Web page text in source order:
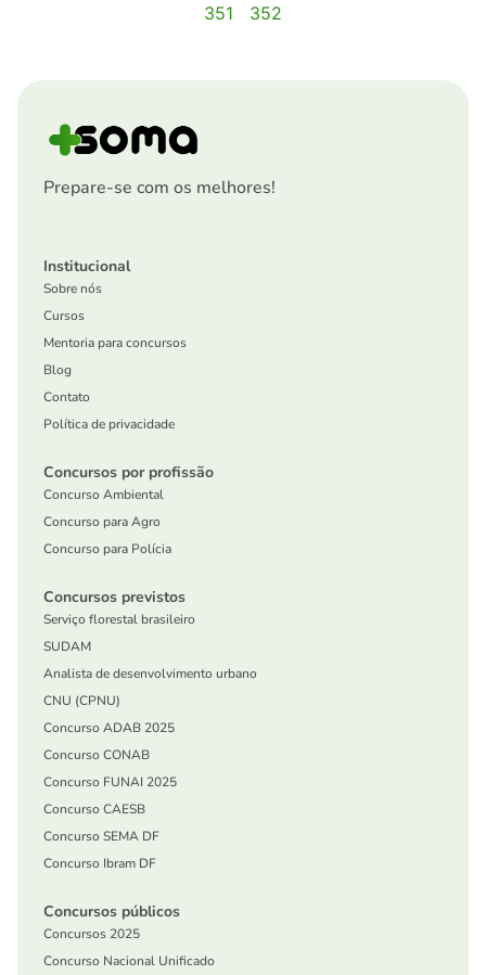
351
352
Prepare-se com os melhores!
Institucional
Sobre nós
Cursos
Mentoria para concursos
Blog
Contato
Política de privacidade
Concursos por profissão
Concurso Ambiental
Concurso para Agro
Concurso para Polícia
Concursos previstos
Serviço florestal brasileiro
SUDAM
Analista de desenvolvimento urbano
CNU (CPNU)
Concurso ADAB 2025
Concurso CONAB
Concurso FUNAI 2025
Concurso CAESB
Concurso SEMA DF
Concurso Ibram DF
Concursos públicos
Concursos 2025
Concurso Nacional Unificado